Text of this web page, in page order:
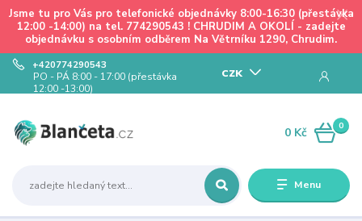
Jsme tu pro Vás pro telefonické objednávky 8:00-16:30 (přestávka
12:00 -14:00) na tel. 774290543 ! CHRUDIM A OKOLÍ - zadejte
objednávku s osobním odběrem Na Větrníku 1290, Chrudim.
Menu
CZK
+420774290543
PO - PÁ 8:00 - 17:00 (přestávka
12:00 -13:00)
0
0 Kč